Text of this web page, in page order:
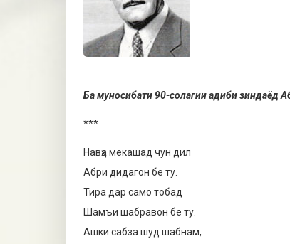
Ба муносибати 90-солагии адиби зиндаёд
***
Навҳа мекашад чун дил
Абри дидагон бе ту.
Тира дар само тобад
Шамъи шабравон бе ту.
Ашки сабза шуд шабнам,